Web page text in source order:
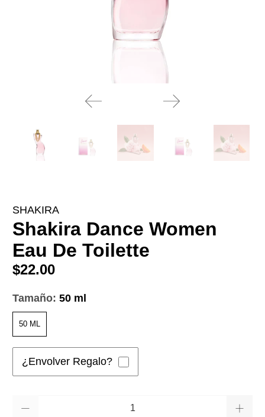
SHAKIRA
Shakira Dance Women
Eau De Toilette
$22.00
Tamaño:50 ml
50 ML
¿Envolver Regalo?